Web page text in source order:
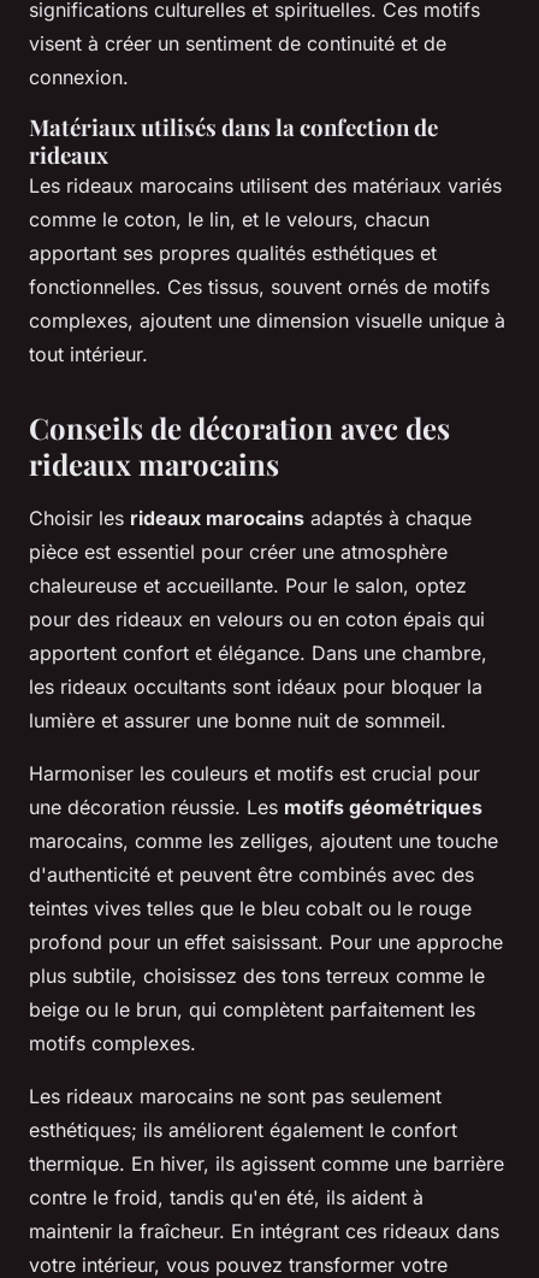
significations culturelles et spirituelles. Ces motifs
visent à créer un sentiment de continuité et de
connexion.
Matériaux utilisés dans la confection de
rideaux
Les rideaux marocains utilisent des matériaux variés
comme le coton, le lin, et le velours, chacun
apportant ses propres qualités esthétiques et
fonctionnelles. Ces tissus, souvent ornés de motifs
complexes, ajoutent une dimension visuelle unique à
tout intérieur.
Conseils de décoration avec des
rideaux marocains
Choisir les rideaux marocains adaptés à chaque
pièce est essentiel pour créer une atmosphère
chaleureuse et accueillante. Pour le salon, optez
pour des rideaux en velours ou en coton épais qui
apportent confort et élégance. Dans une chambre,
les rideaux occultants sont idéaux pour bloquer la
lumière et assurer une bonne nuit de sommeil.
Harmoniser les couleurs et motifs est crucial pour
une décoration réussie. Les motifs géométriques
marocains, comme les zelliges, ajoutent une touche
d'authenticité et peuvent être combinés avec des
teintes vives telles que le bleu cobalt ou le rouge
profond pour un effet saisissant. Pour une approche
plus subtile, choisissez des tons terreux comme le
beige ou le brun, qui complètent parfaitement les
motifs complexes.
Les rideaux marocains ne sont pas seulement
esthétiques; ils améliorent également le confort
thermique. En hiver, ils agissent comme une barrière
contre le froid, tandis qu'en été, ils aident à
maintenir la fraîcheur. En intégrant ces rideaux dans
votre intérieur, vous pouvez transformer votre